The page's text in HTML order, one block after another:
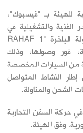
للهيئة بـ "فيسبوك"،
الفنية والتشغيلية في
الباخرة "RAHAF 1
فور وصولها، وذلك
من السيارات المخصصة
النشاط المتواصل
الشحن والمناولة.
حركة السفن التجارية
وفق الهيئة.